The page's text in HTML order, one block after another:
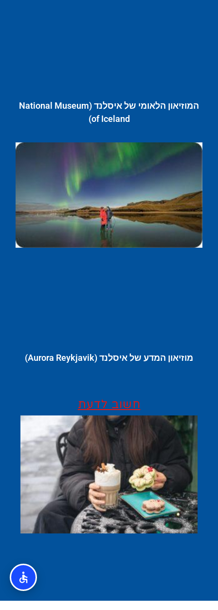
המוזיאון הלאומי של איסלנד (National Museum
of Iceland)
מוזיאון המדע של איסלנד (Aurora Reykjavik)
חשוב לדעת